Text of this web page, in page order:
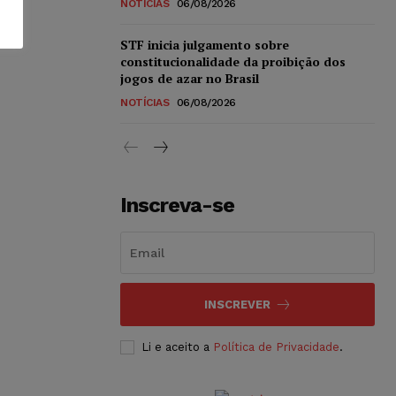
NOTÍCIAS 06/08/2026
STF inicia julgamento sobre
constitucionalidade da proibição dos
jogos de azar no Brasil
NOTÍCIAS 06/08/2026
Inscreva-se
INSCREVER
Li e aceito a Política de Privacidade.